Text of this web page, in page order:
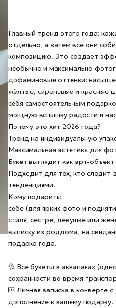
Главный тренд этого года:
отдельно, а затем все они
композицию. Это создаёт
необычно и максимально
дофаминовые оттенки:
жёлтые, сиреневые и красные
себя самостоятельным
мощную вспышку радости и
Почему это хит 2026 года?
Тренд на индивидуальную
Максимальная эстетика для
Букет выглядит как арт-
Подходит для тех, кто следит
тенденциями.
Кому подарить:
себе (для ярких фото и
стиля, сестре, девушке или
выписку из роддома, на
подарка года.
💦 Все букеты в аквапаках
сохранности во время
💌 Личная записка в конверте
дополнение к вашему подарку.